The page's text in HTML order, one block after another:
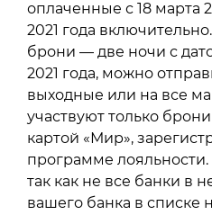
оплаченные с 18 марта
2021 года
брони — две ночи с
2021 года, можно
выходные или на все
участвуют только
картой «Мир»,
программе
так как не все банки в
вашего банка в списке